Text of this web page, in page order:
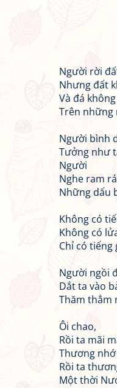
Người rời
Nhưng đất
Và đá
Trên những
Người bình
Tưởng như
Người
Nghe ram
Những dấu
Không có
Không có
Chỉ có tiếng
Người ngồi
Dắt ta vào
Thăm thẳm
Ôi chao,
Rồi ta mãi
Thương
Rồi ta
Một thời